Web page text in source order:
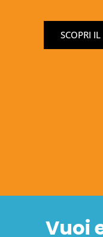
SCOPRI
Vuoi